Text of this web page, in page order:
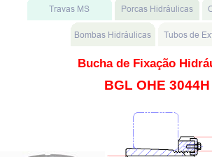
Bucha de Fixação
BGL OHE 3044H